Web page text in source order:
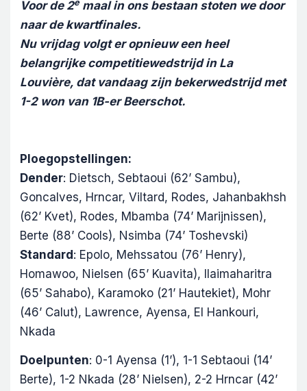
Voor de 2emaal in ons bestaan stoten we door
naar de kwartfinales.
Nu vrijdag volgt er opnieuw een heel
belangrijke competitiewedstrijd in La
Louvière, dat vandaag zijn bekerwedstrijd met
1-2 won van 1B-er Beerschot.
Ploegopstellingen:
Dender: Dietsch, Sebtaoui (62’ Sambu),
Goncalves, Hrncar, Viltard, Rodes, Jahanbakhsh
(62’ Kvet), Rodes, Mbamba (74’ Marijnissen),
Berte (88’ Cools), Nsimba (74’ Toshevski)
Standard : Epolo, Mehssatou (76’ Henry),
Homawoo, Nielsen (65’ Kuavita), Ilaimaharitra
(65’ Sahabo), Karamoko (21’ Hautekiet), Mohr
(46’ Calut), Lawrence, Ayensa, El Hankouri,
Nkada
Doelpunten: 0-1 Ayensa (1’), 1-1 Sebtaoui (14’
Berte), 1-2 Nkada (28’ Nielsen), 2-2 Hrncar (42’